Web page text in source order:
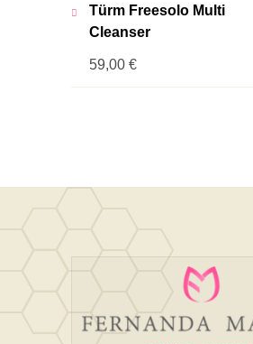
Türm Freesolo Multi
Cleanser
59,00 €